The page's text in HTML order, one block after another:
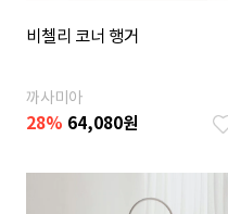
비첼리 코너 행거
까사미아
28% 64,080원